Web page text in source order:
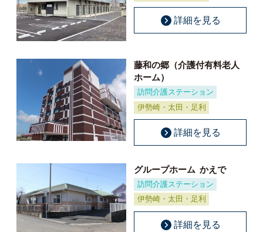
詳細を見る
藤和の郷（介護付有料老人
ホーム）
訪問介護ステーション
伊勢崎・太田・足利
詳細を見る
グループホーム かえで
訪問介護ステーション
伊勢崎・太田・足利
詳細を見る